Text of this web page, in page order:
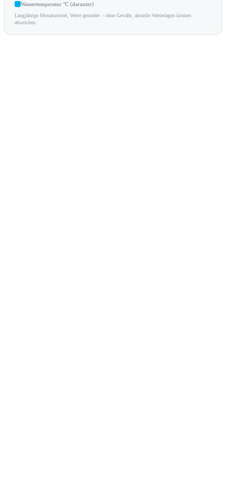
Wassertemperatur °C (darunter)
Langjährige Monatsmittel, Werte gerundet – ohne Gewähr, aktuelle Wetterlagen können
abweichen.